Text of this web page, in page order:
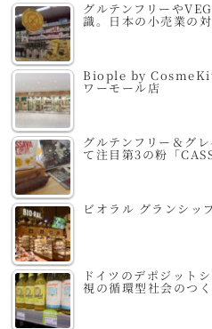
グルテンフリーや
識。日本の小売業の
Biople by
ワーモール店
グルテンフリー＆グ
て注目第3の粉「
ビオラル グランシ
ドイツのデポジット
視の循環型社会のつ